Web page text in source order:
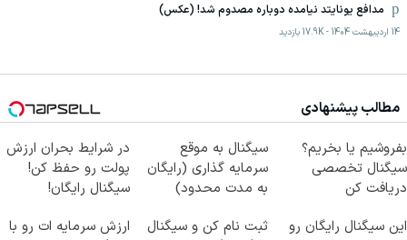
مدافع یونایتد نیامده دوباره مصدوم شد! (عکس)
14 اردیبهشت 1404 -
17.9K بازدید
مطالب پیشنهادی
بفروشیم یا بخریم؟
سیگنال تخصصی
دریافت کن
سیگنال به موقع
سرمایه گذاری (رایگان
به مدت محدود)
در شرایط بحران ارزش
پولت رو حفظ کن!
سیگنال رایگان!
این سیگنال رایگان رو
ثبت نام کن و سیگنال
ارزش سرمایه ات رو با